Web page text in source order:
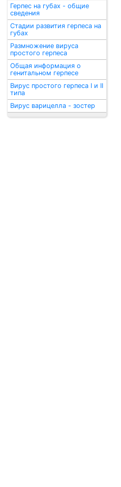
Герпес на губах - общие
сведения
Стадии развития герпеса на
губах
Размножение вируса
простого герпеса
Общая информация о
генитальном герпесе
Вирус простого герпеса I и II
типа
Вирус варицелла - зостер